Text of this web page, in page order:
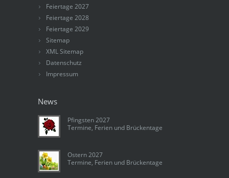
Feiertage 2027
Feiertage 2028
Feiertage 2029
Sitemap
XML Sitemap
Datenschutz
Impressum
News
Pfingsten 2027
Termine, Ferien und Brückentage
Ostern 2027
Termine, Ferien und Brückentage